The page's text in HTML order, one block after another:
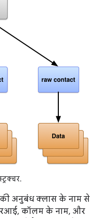
अनुबंध क्लास के नाम से
कॉलम के नाम, और